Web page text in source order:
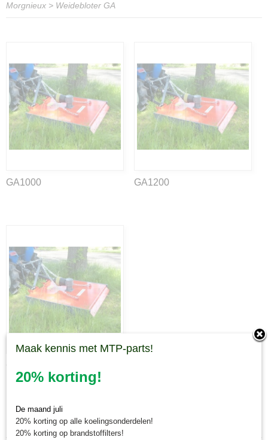
Morgnieux > Weidebloter GA
GA1000 GA1200
Laatst toegevoegd
Maak kennis met MTP-parts!
20% korting!
De maand juli
20% korting op alle koelingsonderdelen!
20% korting op brandstoffilters!